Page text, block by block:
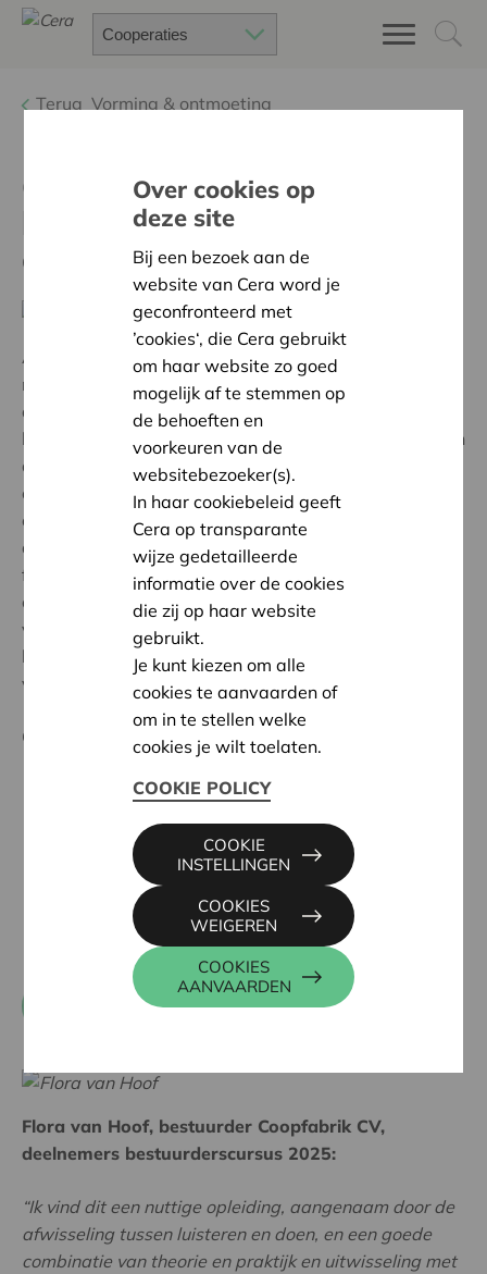
Terug Vorming & ontmoeting
Cera opleiding voor
bestuurders van een
coöperatie
Als lid van de Raad van Bestuur van een coöperatie
moet je aan heel wat zaken denken. Door de
dagelijkse bekommernissen verdwijnen sommige
levensbelangrijke vragen naar de achtergrond. Vragen
die het verschil maken voor het succes van je
coöperatie: gebruiken we de troeven van ons
coöperatief model voldoende? Dragen onze
activiteiten bij tot de richting die we uit willen? Zijn we
financieel gezond? Hoe ziet onze ledenstrategie eruit
om de betrokkenheid van de leden te behouden en te
verhogen? In deze opleiding leer je niet enkel van de
lesgevers, maar vooral ook van elkaar: de bestuurders
van andere coöperaties.
Cera organiseert:
elk jaar een tweedaagse cursus voor bestuurders
uitvoerende als niet-uitvoerende bestuurders);
en tweejaarlijks een vierdaagse cursus voor
bestuurders van ‘grote’ coöperaties (niet-
uitvoerende Raad van Bestuur).
CHECK ONZE KALENDER EN SCHRIJF JE
Flora van Hoof, bestuurder Coopfabrik CV,
deelnemers bestuurderscursus 2025:
“Ik vind dit een nuttige opleiding, aangenaam door de
afwisseling tussen luisteren en doen, en een goede
combinatie van theorie en praktijk en uitwisseling met
Over cookies op
deze site
Bij een bezoek aan de
website van Cera word je
geconfronteerd met
’cookies‘, die Cera gebruikt
om haar website zo goed
mogelijk af te stemmen op
de behoeften en
voorkeuren van de
websitebezoeker(s).
In haar cookiebeleid geeft
Cera op transparante
wijze gedetailleerde
informatie over de cookies
die zij op haar website
gebruikt.
Je kunt kiezen om alle
cookies te aanvaarden of
om in te stellen welke
cookies je wilt toelaten.
COOKIE POLICY
COOKIES
AANVAARDEN
COOKIES
WEIGEREN
COOKIE
INSTELLINGEN